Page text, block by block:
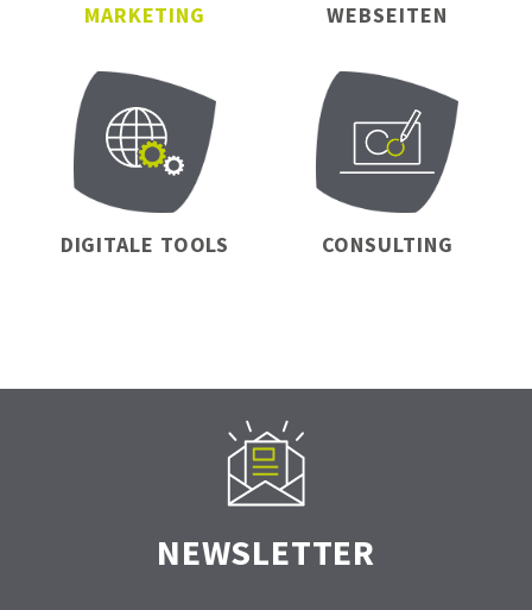
MARKETING WEBSEITEN
DIGITALE TOOLS CONSULTING
NEWSLETTER